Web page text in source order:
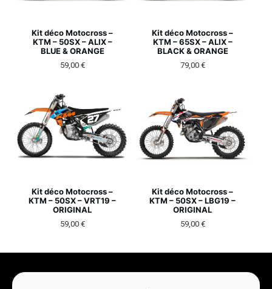
Kit déco Motocross –
KTM – 50SX – ALIX –
BLUE & ORANGE
59,00 €
Kit déco Motocross –
KTM – 65SX – ALIX –
BLACK & ORANGE
79,00 €
Kit déco Motocross –
KTM – 50SX – VRT19 –
ORIGINAL
59,00 €
Kit déco Motocross –
KTM – 50SX – LBG19 –
ORIGINAL
59,00 €